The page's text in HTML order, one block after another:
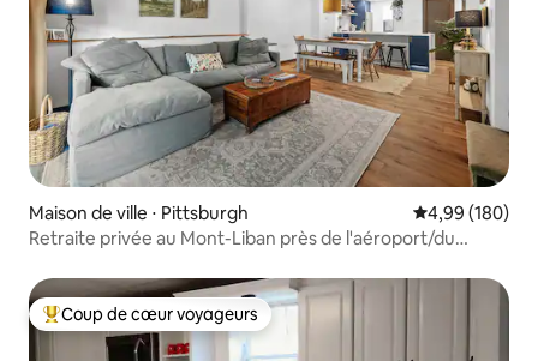
Maison de ville ⋅ Pittsburgh Évaluation
4,99 (180)
Retraite privée au Mont-Liban près de l'aéroport/du
Coups de cœur voyageurs les plus appréciés
Coup de cœur voyageurs